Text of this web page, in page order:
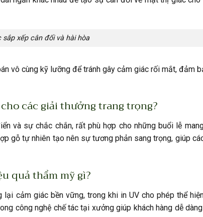
xếp cân đối và hài hòa
vô cùng kỹ lưỡng để tránh gây cảm giác rối mắt, đảm
các giải thưởng trang trọng?
và sự chắc chắn, rất phù hợp cho những buổi lễ
gỗ tự nhiên tạo nên sự tương phản sang trọng, giúp
quả thẩm mỹ gì?
cảm giác bền vững, trong khi in UV cho phép thể
công nghệ chế tác tại xưởng giúp khách hàng dễ